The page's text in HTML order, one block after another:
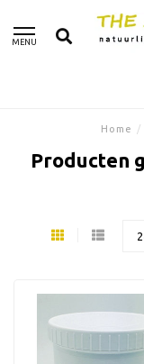
MENU
Home /
Producten